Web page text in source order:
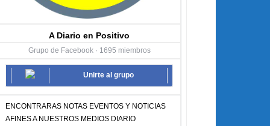
A Diario en Positivo
Grupo de Facebook · 1695 miembros
Unirte al grupo
ENCONTRARAS NOTAS EVENTOS Y NOTICIAS
AFINES A NUESTROS MEDIOS DIARIO